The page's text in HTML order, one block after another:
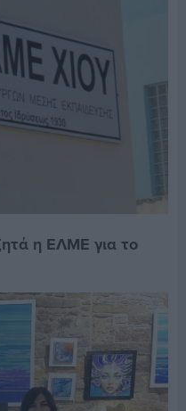
η ΕΛΜΕ για το